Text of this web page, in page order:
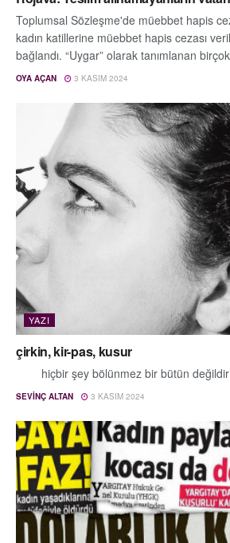
Toplumsal Sözleşme'de müebbet hapis
kadın katillerine müebbet hapis cezası
bağlandı. “Uygar” olarak tanımlanan
OYA AÇAN 3 KASIM 2024
YAZI
çirkin, kir-pas, kusur
hiçbir şey bölünmez bir bütün değildir
SEVINÇ ALTAN 3 KASIM 2024